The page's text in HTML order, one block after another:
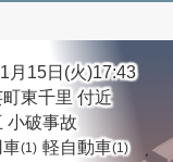
月15日(火)17:43
東千里 付近
小破事故
(1) 軽自動車(1)